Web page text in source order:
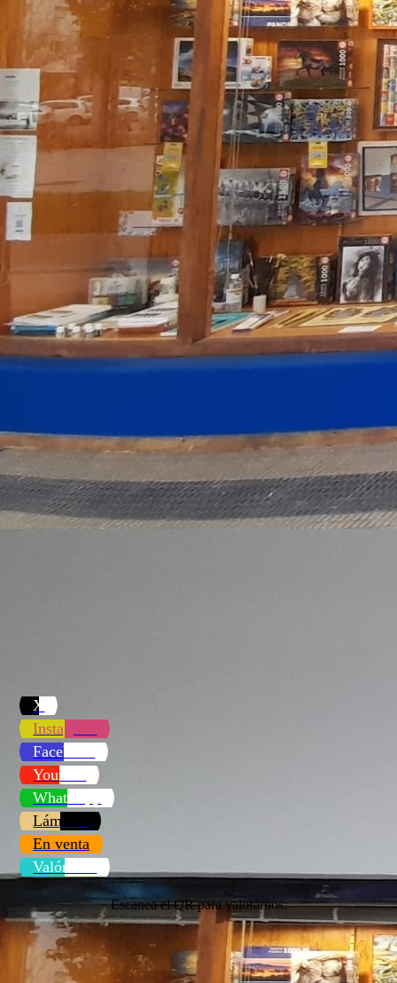
Estadio El Sadar
Plaza del Castillo 2. Varias medidas
X
Instagram
Facebook
Youtube
WhatsApp
Láminas
En venta
Valóranos
Escanea el QR para valorarnos: